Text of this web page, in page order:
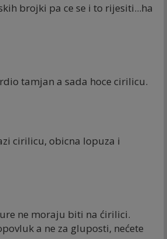
brojki pa ce se i to rijesiti...ha
tamjan a sada hoce cirilicu.
cirilicu, obicna lopuza i
ne moraju biti na ćirilici.
a ne za gluposti, nećete